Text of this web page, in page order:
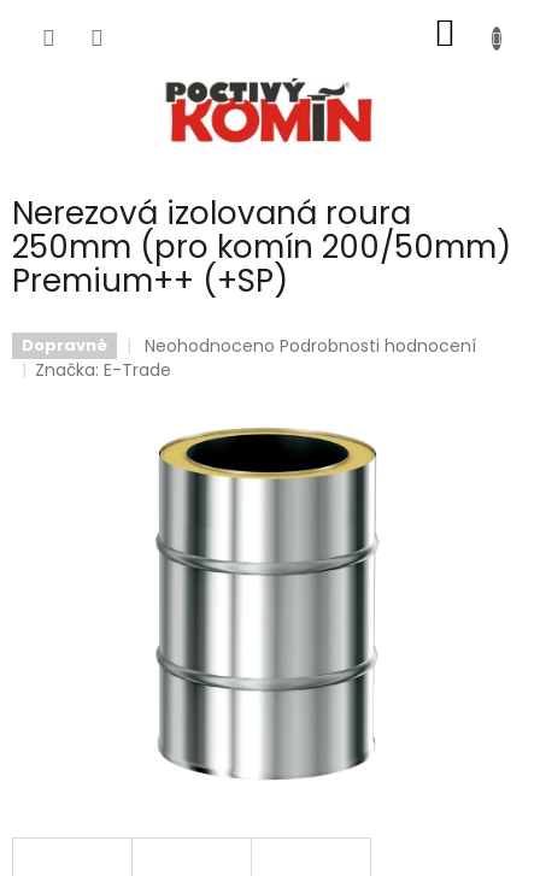
KOŠÍK
Nerezová izolovaná roura
250mm (pro komín 200/50mm)
Premium++ (+SP)
Dopravné
Průměrné
hodnocení
Neohodnoceno Podrobnosti hodnocení
Značka:E-Trade